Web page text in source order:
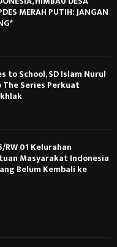
MERAH PUTIH: JANGAN
to School, SD Islam Nurul
The Series Perkuat
01 Kelurahan
Masyarakat Indonesia
Belum Kembali ke